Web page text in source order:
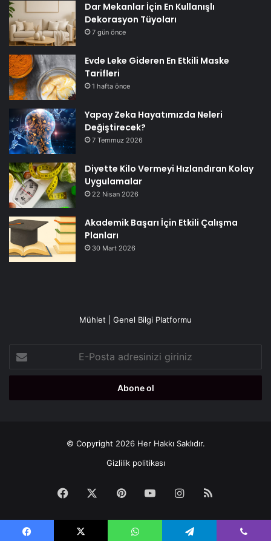
Dar Mekanlar İçin En Kullanışlı
Dekorasyon Tüyoları
7 gün önce
Evde Leke Gideren En Etkili Maske
Tarifleri
1 hafta önce
Yapay Zeka Hayatımızda Neleri
Değiştirecek?
7 Temmuz 2026
Diyette Kilo Vermeyi Hızlandıran Kolay
Uygulamalar
22 Nisan 2026
Akademik Başarı İçin Etkili Çalışma
Planları
30 Mart 2026
Mühlet | Genel Bilgi Platformu
E-
Posta
adresinizi
© Copyright 2026 Her Hakkı Saklıdır.
Gizlilik politikası
Facebook PinterestYouTubeInstagram